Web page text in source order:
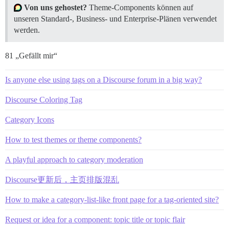
Von uns gehostet? Theme-Components können auf
unseren Standard-, Business- und Enterprise-Plänen verwendet
werden.
81 „Gefällt mir“
Is anyone else using tags on a Discourse forum in a big way?
Discourse Coloring Tag
Category Icons
How to test themes or theme components?
A playful approach to category moderation
Discourse更新后，主页排版混乱
How to make a category-list-like front page for a tag-oriented site?
Request or idea for a component: topic title or topic flair